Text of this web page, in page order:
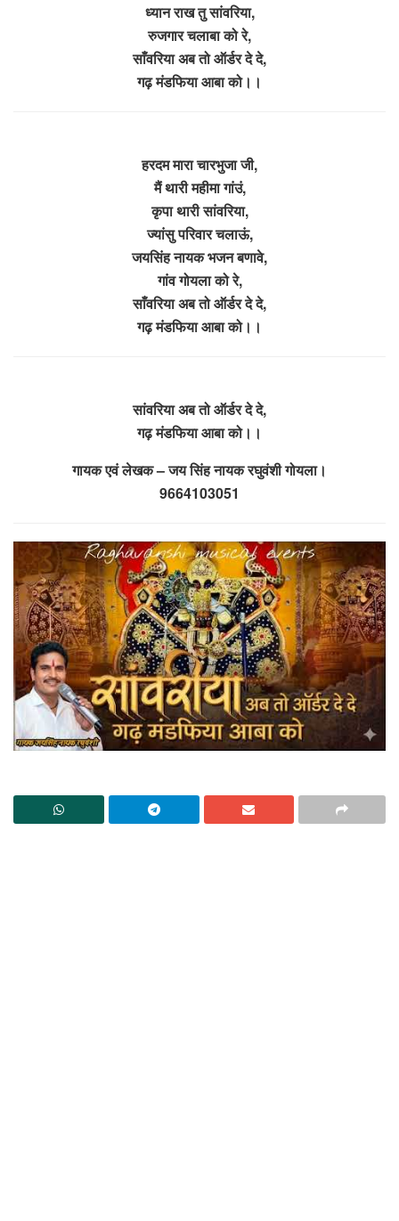
ध्यान राख तु सांवरिया,
रुजगार चलाबा को रे,
साँवरिया अब तो ऑर्डर दे दे,
गढ़ मंडफिया आबा को।।
हरदम मारा चारभुजा जी,
मैं थारी महीमा गांउं,
कृपा थारी सांवरिया,
ज्यांसु परिवार चलाऊं,
जयसिंह नायक भजन बणावे,
गांव गोयला को रे,
साँवरिया अब तो ऑर्डर दे दे,
गढ़ मंडफिया आबा को।।
सांवरिया अब तो ऑर्डर दे दे,
गढ़ मंडफिया आबा को।।
गायक एवं लेखक – जय सिंह नायक रघुवंशी गोयला।
9664103051